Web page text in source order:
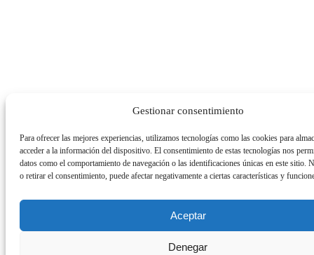
Gestionar consentimiento
Para ofrecer las mejores experiencias, utilizamos tecnologías como las cookies para
acceder a la información del dispositivo. El consentimiento de estas tecnologías nos
datos como el comportamiento de navegación o las identificaciones únicas en este sitio.
o retirar el consentimiento, puede afectar negativamente a ciertas características y
Aceptar
Denegar